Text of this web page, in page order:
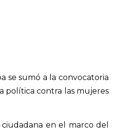
se sumó a la convocatoria
política contra las mujeres
en el marco del